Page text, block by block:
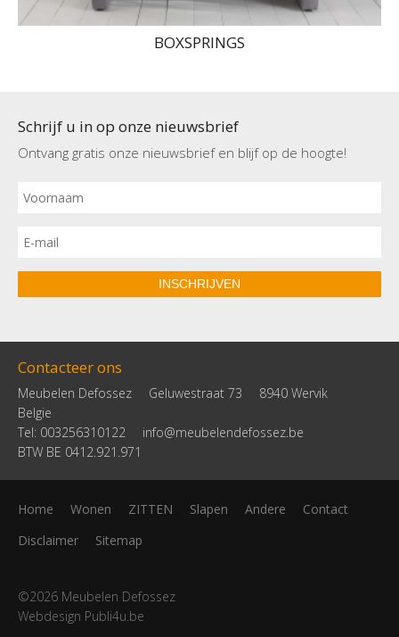
BOXSPRINGS
Schrijf u in op onze nieuwsbrief
Ontvang gratis onze nieuwsbrief en blijf op de hoogte!
INSCHRIJVEN
Contacteer ons
Meubelen Defossez Geluwestraat 73
8940 Wervik
Belgie
Tel: 003256310122
info@meubelendefossez.be
BTW BE 0412.921.971
Home Wonen ZITTEN Slapen Andere
Contact
Disclaimer
Sitemap
©2026 Meubelen Defossez
Webdesign Publi4u.be